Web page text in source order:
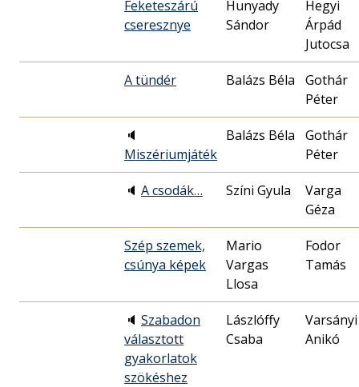
Feketeszárú
cseresznye
Hunyady
Sándor
Hegyi
Árpád
Jutocsa
A tündér Balázs Béla
Gothár
Péter
🔈
Miszériumjáték
Balázs Béla
Gothár
Péter
🔈 A csodák… Színi Gyula
Varga
Géza
Szép szemek,
csúnya képek
Mario
Vargas
Llosa
Fodor
Tamás
🔈 Szabadon
választott
gyakorlatok
szökéshez
Lászlóffy
Csaba
Varsányi
Anikó